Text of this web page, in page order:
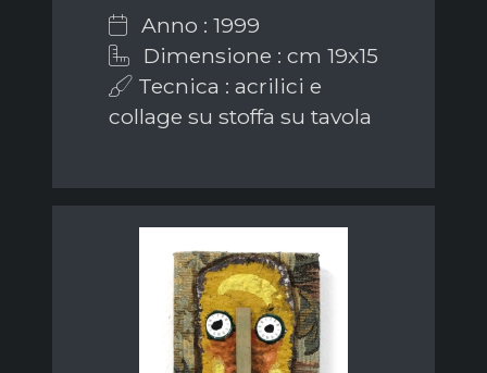
Anno : 1999
Dimensione : cm 19x15
Tecnica : acrilici e
collage su stoffa su tavola